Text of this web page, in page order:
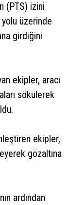
(PTS) izini
üzerinde
girdiğini
ekipler, aracı
sökülerek
ekipler,
gözaltına
ardından